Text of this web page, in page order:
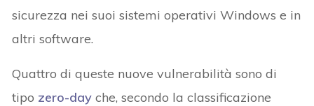
sicurezza nei suoi sistemi operativi Windows e in
altri software.
Quattro di queste nuove vulnerabilità sono di
tipo zero-day che, secondo la classificazione